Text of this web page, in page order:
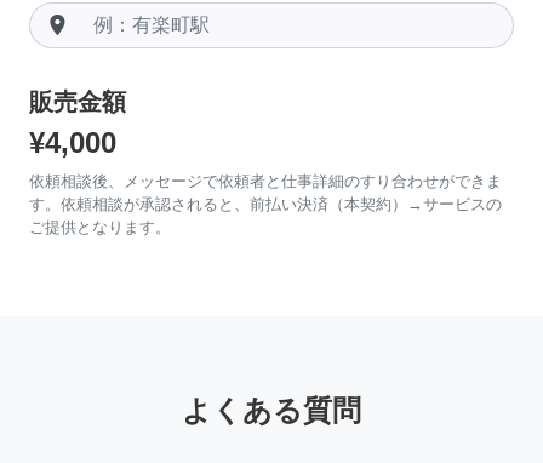
room
販売金額
¥4,000
依頼相談後、メッセージで依頼者と仕事詳細のすり合わせができま
す。依頼相談が承認されると、前払い決済（本契約）→サービスの
ご提供となります。
よくある質問